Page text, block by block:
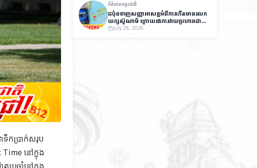
កប្រាក់សរុប
Timeនៅក្នុង
ព័ត៌មានអន្តរជាតិ
ជប៉ុនទាញសញ្ញាអាសន្នអំពីការកើតមានរលក
យក្សស៊ូណាមិ ក្រោយរងការវាយប្រហារដោយ
គ្រោះរញ្ជួយដីកម្រិត ៧,១រ៉ិចទ័រ
July 28, 2026